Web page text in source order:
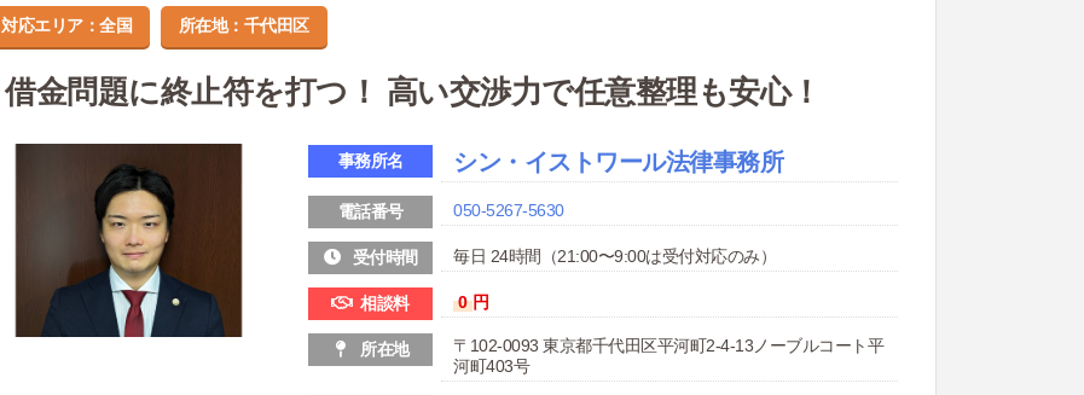
対応エリア：全国 所在地：千代田区
借金問題に終止符を打つ！ 高い交渉力で任意整理も安心！
事務所名 シン・イストワール法律事務所
電話番号 050-5267-5630
受付時間 毎日 24時間（21:00〜9:00は受付対応のみ）
相談料 0 円
所在地
〒102-0093 東京都千代田区平河町2-4-13ノーブルコート平
河町403号